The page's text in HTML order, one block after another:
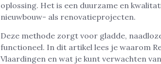
oplossing. Het is een duurzame en
nieuwbouw- als renovatieprojecten.
Deze methode zorgt voor gladde,
functioneel. In dit artikel lees je waarom
Vlaardingen en wat je kunt verwachten